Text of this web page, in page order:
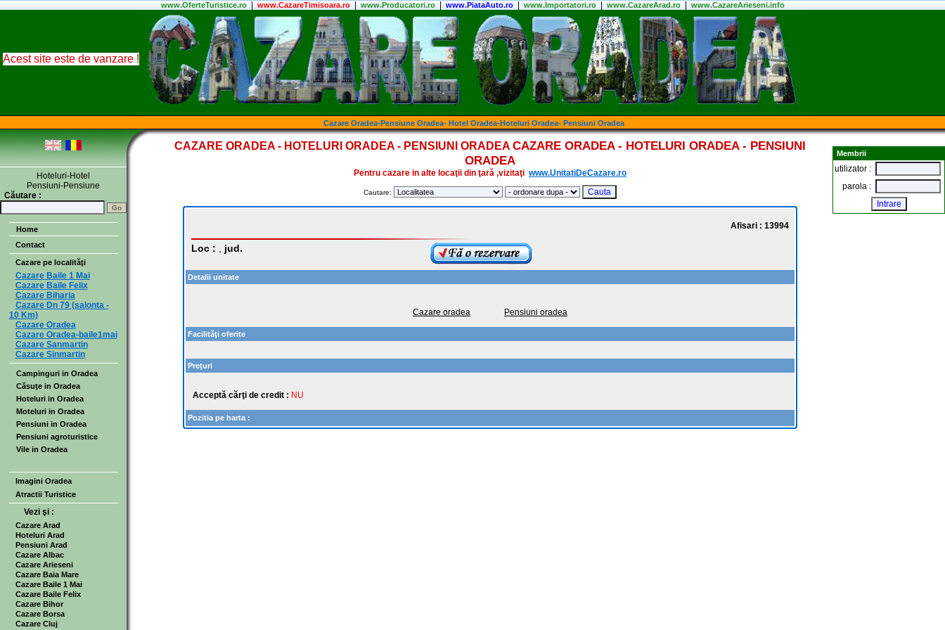
www.OferteTuristice.ro| www.CazareTimisoara.ro| www.Producatori.ro| www.PiataAuto.ro| www.Importatori.ro| www.CazareArad.ro| www.CazareArieseni.info
Acest site este de vanzare !
Cazare Oradea-Pensiune Oradea- Hotel Oradea-Hoteluri Oradea- Pensiuni Oradea
Hoteluri-Hotel
Pensiuni-Pensiune
Căutare :
Home
Contact
Cazare pe localităţi
Cazare Baile 1 Mai
Cazare Baile Felix
Cazare Biharia
Cazare Dn 79 (salonta -
10 Km)
Cazare Oradea
Cazare Oradea-baile1mai
Cazare Sanmartin
Cazare Sinmartin
Campinguri in Oradea
Căsuţe in Oradea
Hoteluri in Oradea
Moteluri in Oradea
Pensiuni in Oradea
Pensiuni agroturistice
Vile in Oradea
Imagini Oradea
Atractii Turistice
Vezi şi :
Cazare Arad
Hoteluri Arad
Pensiuni Arad
Cazare Albac
Cazare Arieseni
Cazare Baia Mare
Cazare Baile 1 Mai
Cazare Baile Felix
Cazare Bihor
Cazare Borsa
Cazare Cluj
CAZARE ORADEA - HOTELURI ORADEA - PENSIUNI ORADEA CAZARE ORADEA - HOTELURI ORADEA - PENSIUNI
ORADEA
Pentru cazare in alte locaţii din ţară ,vizitaţi www.UnitatiDeCazare.ro
Cautare:
Afisari : 13994
Loc : jud.
Detalii unitate
Cazare oradea Pensiuni oradea
Facilităţi oferite
Preţuri
Acceptă cărţi de credit : NU
Pozitia pe harta :
Membrii
utilizator :
parola :